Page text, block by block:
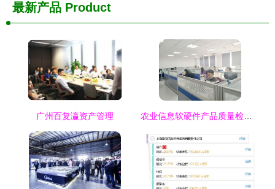
最新产品 Product
广州百复瀛资产管理